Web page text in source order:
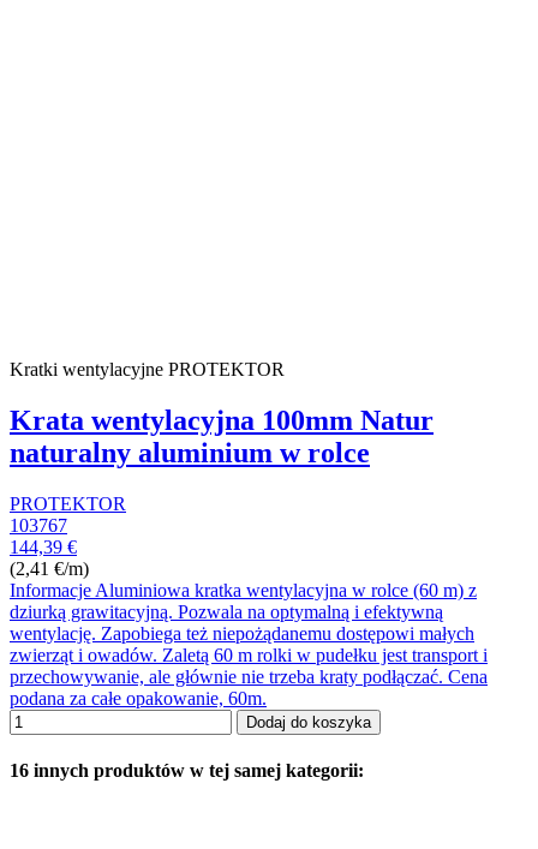
Kratki wentylacyjne PROTEKTOR
Krata wentylacyjna 100mm Natur
naturalny aluminium w rolce
PROTEKTOR
103767
144,39 €
(2,41 €/m)
Informacje Aluminiowa kratka wentylacyjna w rolce (60 m) z
dziurką grawitacyjną. Pozwala na optymalną i efektywną
wentylację. Zapobiega też niepożądanemu dostępowi małych
zwierząt i owadów. Zaletą 60 m rolki w pudełku jest transport i
przechowywanie, ale głównie nie trzeba kraty podłączać. Cena
podana za całe opakowanie, 60m.
Dodaj do koszyka
16 innych produktów w tej samej kategorii: